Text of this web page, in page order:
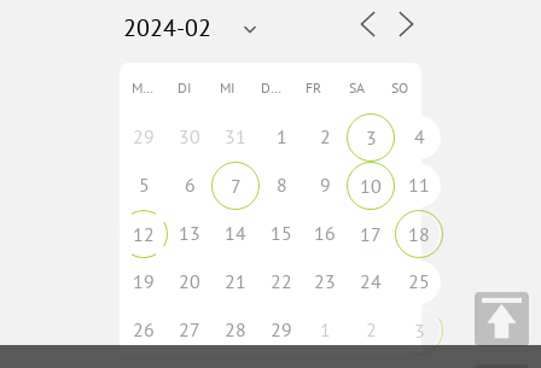
MO DI MI DO FR SA SO
29 30 31 1 2 3
4
5
6 7 8 9 10 11
12 13 14 15 16 17
18
19
20 21 22 23 24
25
26
27 28 29 1 2 3